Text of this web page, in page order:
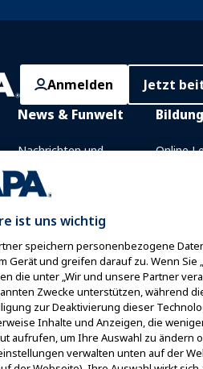
Anmelden Jetzt
News & Funwelt
Nachrichten und
Mit IAAPA werben
Frühere Ausgaben
Schreiben Sie für Funworld
Bildung
Online
Stiftung
erkundet
Finde
ist uns wichtig
speichern personenbezogene
Gerät und greifen darauf zu. Wenn Sie
die unter „Wir und unsere Partner
Zwecke unterstützen, während
zur Deaktivierung dieser
Inhalte und Anzeigen, die
aufrufen, um Ihre Auswahl zu ändern
verwalten unten auf der